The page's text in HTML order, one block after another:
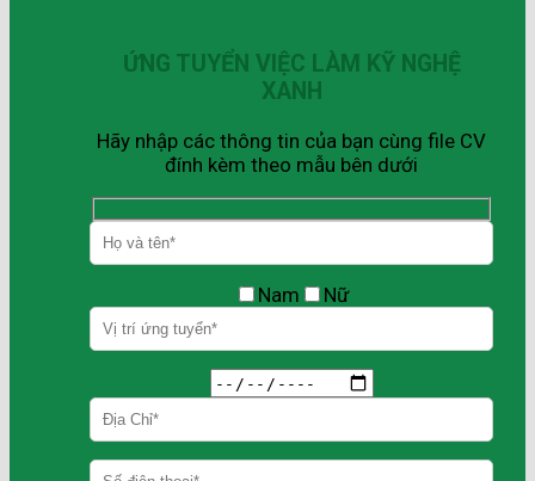
ỨNG TUYỂN VIỆC LÀM KỸ NGHỆ
XANH
Hãy nhập các thông tin của bạn cùng file CV
đính kèm theo mẫu bên dưới
Nam Nữ